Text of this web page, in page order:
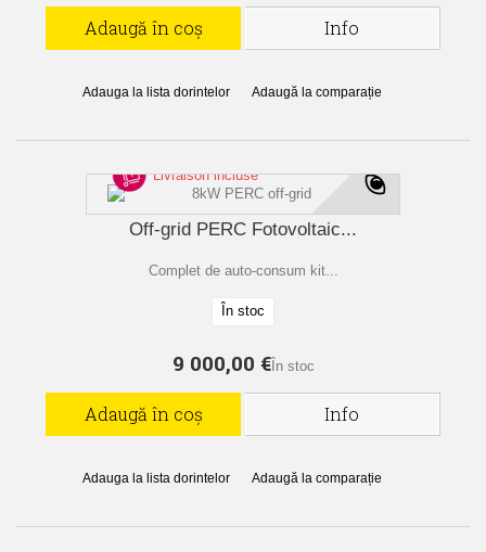
Adaugă în coș Info
Adauga la lista dorintelor Adaugă la comparație
Livraison incluse
Off-grid PERC Fotovoltaic...
Complet de auto-consum kit...
În stoc
9 000,00 €În stoc
Adaugă în coș Info
Adauga la lista dorintelor Adaugă la comparație